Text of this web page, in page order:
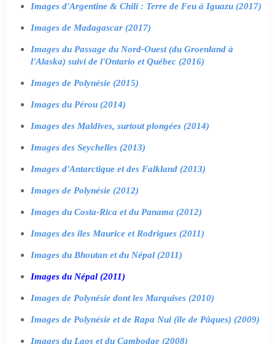
Images d'Argentine & Chili : Terre de Feu à Iguazu (2017)
Images de Madagascar (2017)
Images du Passage du Nord-Ouest (du Groenland à
l'Alaska) suivi de l'Ontario et Québec (2016)
Images de Polynésie (2015)
Images du Pérou (2014)
Images des Maldives, surtout plongées (2014)
Images des Seychelles (2013)
Images d'Antarctique et des Falkland (2013)
Images de Polynésie (2012)
Images du Costa-Rica et du Panama (2012)
Images des îles Maurice et Rodrigues (2011)
Images du Bhoutan et du Népal (2011)
Images du Népal (2011)
Images de Polynésie dont les Marquises (2010)
Images de Polynésie et de Rapa Nui (île de Pâques) (2009)
Images du Laos et du Cambodge (2008)